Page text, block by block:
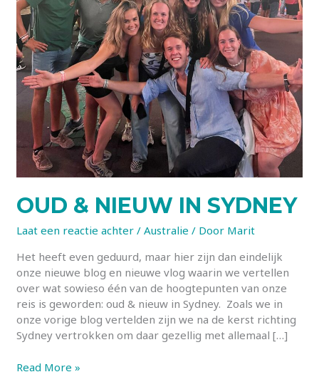
OUD & NIEUW IN SYDNEY
Laat een reactie achter /Australie / Door Marit
Het heeft even geduurd, maar hier zijn dan eindelijk
onze nieuwe blog en nieuwe vlog waarin we vertellen
over wat sowieso één van de hoogtepunten van onze
reis is geworden: oud & nieuw in Sydney. Zoals we in
onze vorige blog vertelden zijn we na de kerst richting
Sydney vertrokken om daar gezellig met allemaal […]
OUD
Read More »